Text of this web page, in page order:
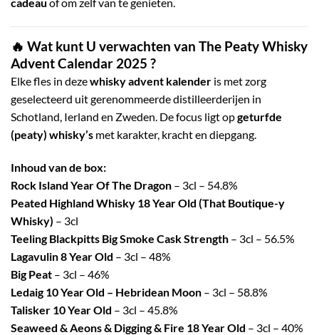
🔥 Wat kunt U verwachten van The Peaty Whisky
Advent Calendar 2025 ?
Elke fles in dezewhisky advent kalender is met zorg
geselecteerd uit gerenommeerde distilleerderijen in
Schotland, Ierland en Zweden. De focus ligt opgeturfde
(peaty) whisky’s met karakter, kracht en diepgang.
Inhoud van de box:
Rock Island Year Of The Dragon – 3cl – 54.8%
Peated Highland Whisky 18 Year Old (That Boutique-y
Whisky) – 3cl
Teeling Blackpitts Big Smoke Cask Strength – 3cl – 56.5%
Lagavulin 8 Year Old – 3cl – 48%
Big Peat – 3cl – 46%
Ledaig 10 Year Old – Hebridean Moon – 3cl – 58.8%
Talisker 10 Year Old – 3cl – 45.8%
Seaweed & Aeons & Digging & Fire 18 Year Old – 3cl – 40%